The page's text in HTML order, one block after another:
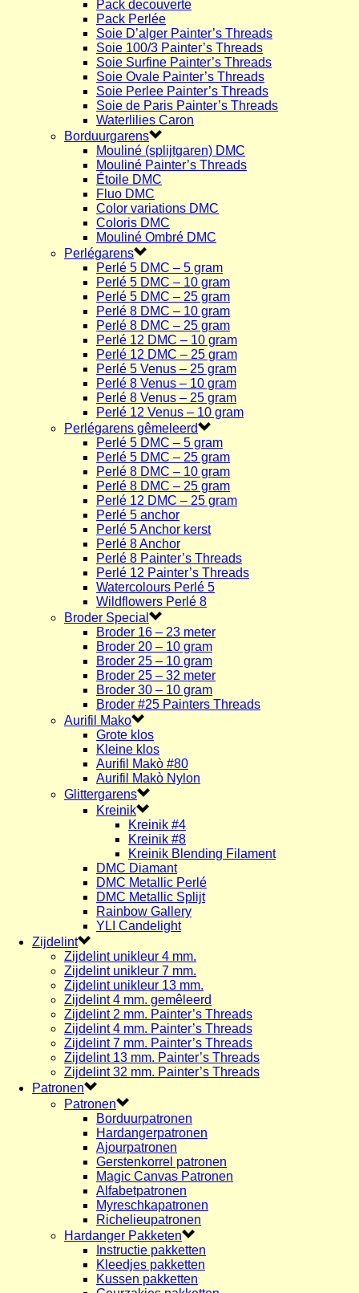
Pack decouverte
Pack Perlée
Soie D’alger Painter’s Threads
Soie 100/3 Painter’s Threads
Soie Surfine Painter’s Threads
Soie Ovale Painter’s Threads
Soie Perlee Painter’s Threads
Soie de Paris Painter’s Threads
Waterlilies Caron
Borduurgarens
Mouliné (splijtgaren) DMC
Mouliné Painter’s Threads
Étoile DMC
Fluo DMC
Color variations DMC
Coloris DMC
Mouliné Ombré DMC
Perlégarens
Perlé 5 DMC – 5 gram
Perlé 5 DMC – 10 gram
Perlé 5 DMC – 25 gram
Perlé 8 DMC – 10 gram
Perlé 8 DMC – 25 gram
Perlé 12 DMC – 10 gram
Perlé 12 DMC – 25 gram
Perlé 5 Venus – 25 gram
Perlé 8 Venus – 10 gram
Perlé 8 Venus – 25 gram
Perlé 12 Venus – 10 gram
Perlégarens gêmeleerd
Perlé 5 DMC – 5 gram
Perlé 5 DMC – 25 gram
Perlé 8 DMC – 10 gram
Perlé 8 DMC – 25 gram
Perlé 12 DMC – 25 gram
Perlé 5 anchor
Perlé 5 Anchor kerst
Perlé 8 Anchor
Perlé 8 Painter’s Threads
Perlé 12 Painter’s Threads
Watercolours Perlé 5
Wildflowers Perlé 8
Broder Special
Broder 16 – 23 meter
Broder 20 – 10 gram
Broder 25 – 10 gram
Broder 25 – 32 meter
Broder 30 – 10 gram
Broder #25 Painters Threads
Aurifil Mako
Grote klos
Kleine klos
Aurifil Makò #80
Aurifil Makò Nylon
Glittergarens
Kreinik
Kreinik #4
Kreinik #8
Kreinik Blending Filament
DMC Diamant
DMC Metallic Perlé
DMC Metallic Splijt
Rainbow Gallery
YLI Candelight
Zijdelint
Zijdelint unikleur 4 mm.
Zijdelint unikleur 7 mm.
Zijdelint unikleur 13 mm.
Zijdelint 4 mm. gemêleerd
Zijdelint 2 mm. Painter’s Threads
Zijdelint 4 mm. Painter’s Threads
Zijdelint 7 mm. Painter’s Threads
Zijdelint 13 mm. Painter’s Threads
Zijdelint 32 mm. Painter’s Threads
Patronen
Patronen
Borduurpatronen
Hardangerpatronen
Ajourpatronen
Gerstenkorrel patronen
Magic Canvas Patronen
Alfabetpatronen
Myreschkapatronen
Richelieupatronen
Hardanger Pakketen
Instructie pakketten
Kleedjes pakketten
Kussen pakketten